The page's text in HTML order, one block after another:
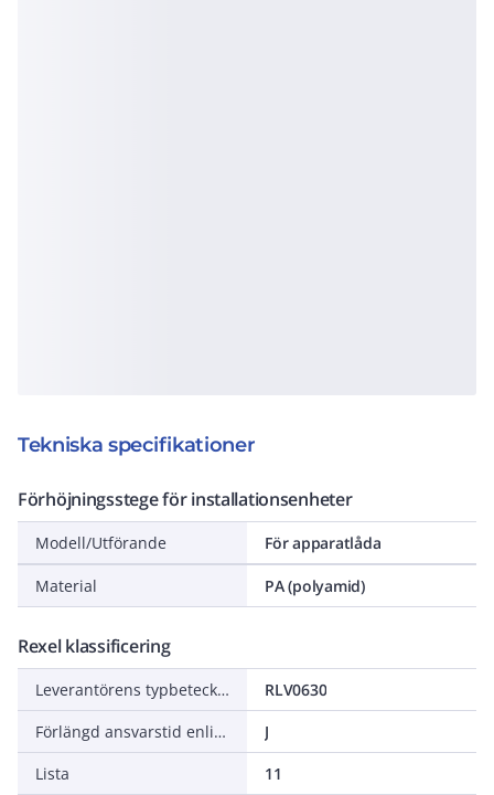
Tekniska specifikationer
Förhöjningsstege för installationsenheter
Modell/Utförande För apparatlåda
Material PA (polyamid)
Rexel klassificering
Leverantörens typbeteckning
RLV0630
Förlängd ansvarstid enligt ALEM-09
J
Lista
11